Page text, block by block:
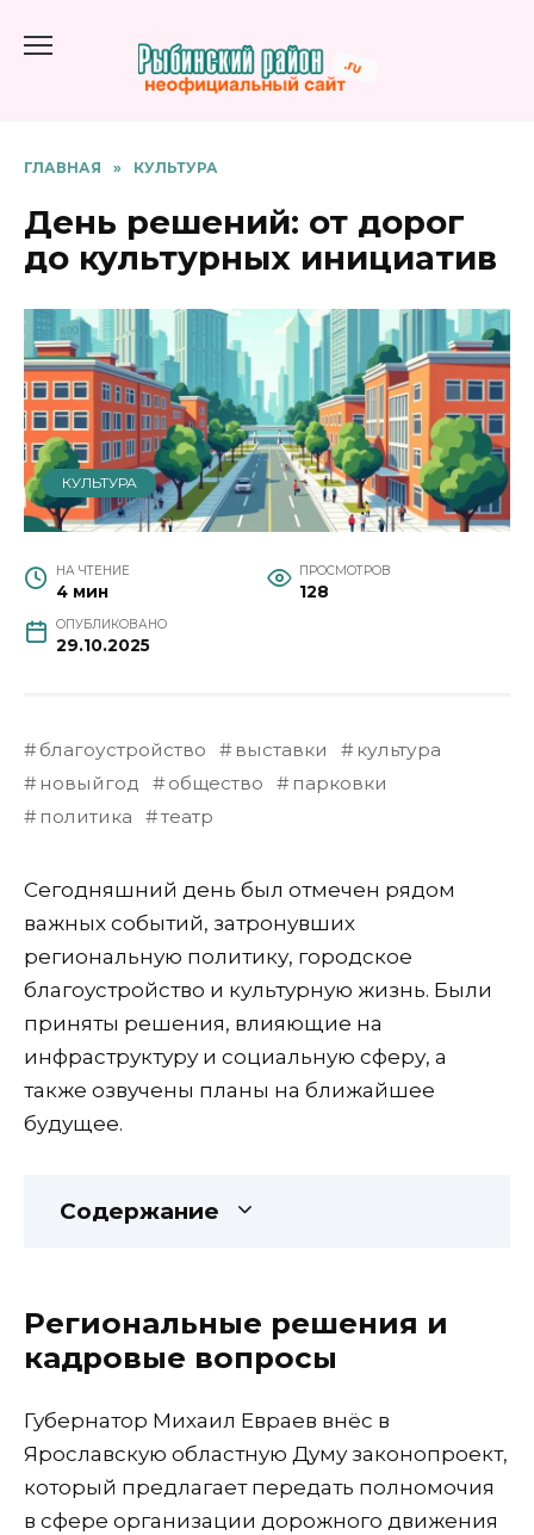
содержанию
ГЛАВНАЯ » КУЛЬТУРА
День решений: от дорог
до культурных инициатив
КУЛЬТУРА
НА ЧТЕНИЕ
4 мин
ПРОСМОТРОВ
128
ОПУБЛИКОВАНО
29.10.2025
благоустройство выставки
культура
новыйгод
общество
парковки
политика
театр
Сегодняшний день был отмечен рядом
важных событий, затронувших
региональную политику, городское
благоустройство и культурную жизнь. Были
приняты решения, влияющие на
инфраструктуру и социальную сферу, а
также озвучены планы на ближайшее
будущее.
Содержание
Региональные решения и
кадровые вопросы
Губернатор Михаил Евраев внёс в
Ярославскую областную Думу законопроект,
который предлагает передать полномочия
в сфере организации дорожного движения